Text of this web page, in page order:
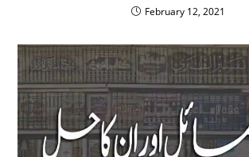
February 12, 2021